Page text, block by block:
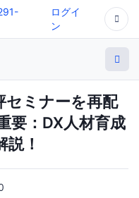
ログイ
ン
ミナーを再配
要：DX人材育成
！